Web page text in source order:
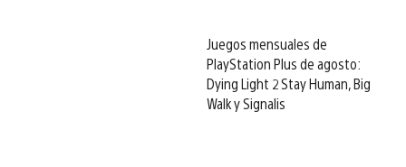
Juegos mensuales de
PlayStation Plus de agosto:
Dying Light 2 Stay Human, Big
Walk y Signalis